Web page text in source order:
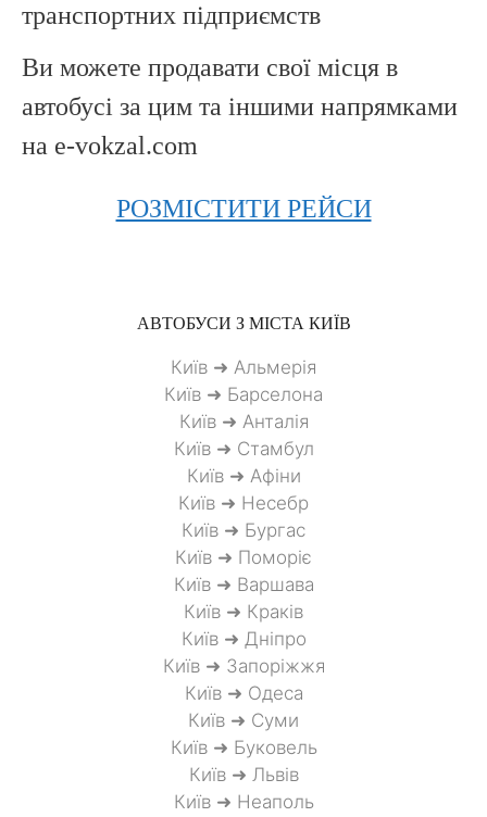
транспортних підприємств
Ви можете продавати свої місця в
автобусі за цим та іншими напрямками
на e-vokzal.com
РОЗМІСТИТИ РЕЙСИ
АВТОБУСИ З МІСТА КИЇВ
Київ ➜ Альмерія
Київ ➜ Барселона
Київ ➜ Анталія
Київ ➜ Стамбул
Київ ➜ Афіни
Київ ➜ Несебр
Київ ➜ Бургас
Київ ➜ Поморіє
Київ ➜ Варшава
Київ ➜ Краків
Київ ➜ Дніпро
Київ ➜ Запоріжжя
Київ ➜ Одеса
Київ ➜ Суми
Київ ➜ Буковель
Київ ➜ Львів
Київ ➜ Неаполь